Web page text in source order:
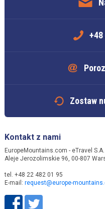
+48
Zostaw
Kontakt z nami
EuropeMountains.com - eTravel S.A.
Aleje Jerozolimskie 96, 00-807
tel. +48 22 482 01 95
E-mail: request@europe-